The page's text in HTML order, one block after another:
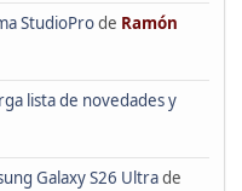
StudioProde Ramón
lista de novedades y
Galaxy S26 Ultrade